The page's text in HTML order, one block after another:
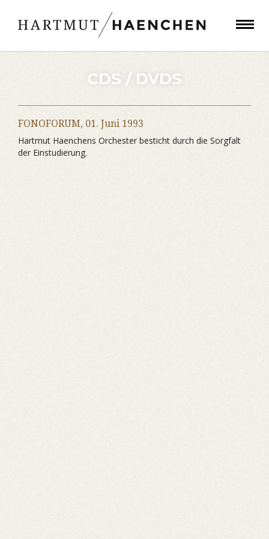
CDS / DVDS
FONOFORUM, 01. Juni 1993
Hartmut Haenchens Orchester besticht durch die Sorgfalt
der Einstudierung.